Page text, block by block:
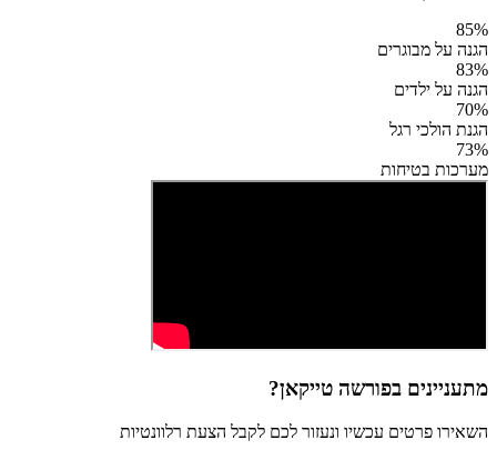
85%
הגנה על מבוגרים
83%
הגנה על ילדים
70%
הגנת הולכי רגל
73%
מערכות בטיחות
מתעניינים בפורשה טייקאן?
השאירו פרטים עכשיו ונעזור לכם לקבל הצעת רלוונטיות